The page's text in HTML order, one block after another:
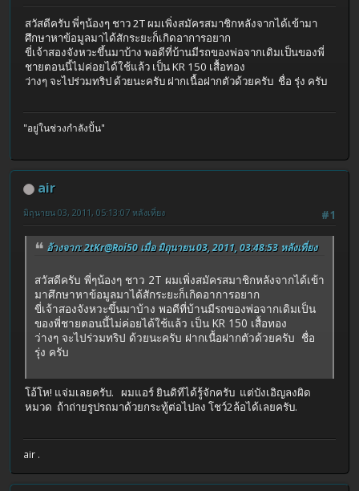
สวัสดีครับ พี่ๆน้องๆ ชาว 2T ผมเพิ่งสมัครสมาชิกหลังจากได้เข้ามา
ศึกษาหาข้อมูลมาได้สักระยะก็เกิดอาการอยาก
ขี่เจ้าสองจังหวะขึ้นมาบ้าง พอดีที่บ้านมีรถของพ่อจากเดิมเป็นของพี่
ชายตอนนี้ไม่ค่อยได้ใช้แล้ว เป็น KR 150 เสื้อทอง
ว่างๆ จะไปร่วมทริป ด้วยนะครับ ฝากเนื้อฝากตัวด้วยครับ ชื่อ รุ่ง ครับ
"อยู่ในช่วงกำลังปั้น"
air
#1
มิถุนายน 03, 2011, 05:13:07 หลังเที่ยง
อ้างจาก: 2tKr@Roi50 เมื่อ มิถุนายน 03, 2011, 03:48:53 หลังเที่ยง
สวัสดีครับ พี่ๆน้องๆ ชาว 2T ผมเพิ่งสมัครสมาชิกหลังจากได้เข้า
มาศึกษาหาข้อมูลมาได้สักระยะก็เกิดอาการอยาก
ขี่เจ้าสองจังหวะขึ้นมาบ้าง พอดีที่บ้านมีรถของพ่อจากเดิมเป็น
ของพี่ชายตอนนี้ไม่ค่อยได้ใช้แล้ว เป็น KR 150 เสื้อทอง
ว่างๆ จะไปร่วมทริป ด้วยนะครับ ฝากเนื้อฝากตัวด้วยครับ ชื่อ
รุ่ง ครับ
โอ้โห! แจ่มเลยครับ. ผมแอร์ ยินดิทีได้รู้จักครับ แต่บังเอิญลงผิด
หมวด ถ้าถ่ายรูปรถมาด้วยกระทู้ต่อไปลง โชว์2ล้อได้เลยครับ.
air .